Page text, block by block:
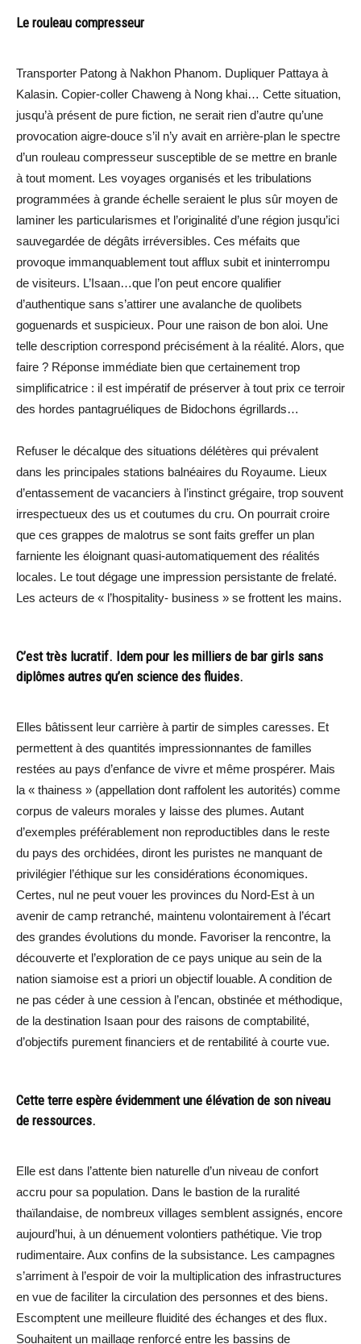
Le rouleau compresseur
Transporter Patong à Nakhon Phanom. Dupliquer Pattaya à
Kalasin. Copier-coller Chaweng à Nong khai… Cette situation,
jusqu’à présent de pure fiction, ne serait rien d’autre qu’une
provocation aigre-douce s’il n’y avait en arrière-plan le spectre
d’un rouleau compresseur susceptible de se mettre en branle
à tout moment. Les voyages organisés et les tribulations
programmées à grande échelle seraient le plus sûr moyen de
laminer les particularismes et l’originalité d’une région jusqu’ici
sauvegardée de dégâts irréversibles. Ces méfaits que
provoque immanquablement tout afflux subit et ininterrompu
de visiteurs. L’Isaan…que l’on peut encore qualifier
d’authentique sans s’attirer une avalanche de quolibets
goguenards et suspicieux. Pour une raison de bon aloi. Une
telle description correspond précisément à la réalité. Alors, que
faire ? Réponse immédiate bien que certainement trop
simplificatrice : il est impératif de préserver à tout prix ce terroir
des hordes pantagruéliques de Bidochons égrillards…
Refuser le décalque des situations délétères qui prévalent
dans les principales stations balnéaires du Royaume. Lieux
d’entassement de vacanciers à l’instinct grégaire, trop souvent
irrespectueux des us et coutumes du cru. On pourrait croire
que ces grappes de malotrus se sont faits greffer un plan
farniente les éloignant quasi-automatiquement des réalités
locales. Le tout dégage une impression persistante de frelaté.
Les acteurs de « l’hospitality- business » se frottent les mains.
C’est très lucratif. Idem pour les milliers de bar girls sans
diplômes autres qu’en science des fluides.
Elles bâtissent leur carrière à partir de simples caresses. Et
permettent à des quantités impressionnantes de familles
restées au pays d’enfance de vivre et même prospérer. Mais
la « thainess » (appellation dont raffolent les autorités) comme
corpus de valeurs morales y laisse des plumes. Autant
d’exemples préférablement non reproductibles dans le reste
du pays des orchidées, diront les puristes ne manquant de
privilégier l’éthique sur les considérations économiques.
Certes, nul ne peut vouer les provinces du Nord-Est à un
avenir de camp retranché, maintenu volontairement à l’écart
des grandes évolutions du monde. Favoriser la rencontre, la
découverte et l’exploration de ce pays unique au sein de la
nation siamoise est a priori un objectif louable. A condition de
ne pas céder à une cession à l’encan, obstinée et méthodique,
de la destination Isaan pour des raisons de comptabilité,
d’objectifs purement financiers et de rentabilité à courte vue.
Cette terre espère évidemment une élévation de son niveau
de ressources.
Elle est dans l’attente bien naturelle d’un niveau de confort
accru pour sa population. Dans le bastion de la ruralité
thaïlandaise, de nombreux villages semblent assignés, encore
aujourd’hui, à un dénuement volontiers pathétique. Vie trop
rudimentaire. Aux confins de la subsistance. Les campagnes
s’arriment à l’espoir de voir la multiplication des infrastructures
en vue de faciliter la circulation des personnes et des biens.
Escomptent une meilleure fluidité des échanges et des flux.
Souhaitent un maillage renforcé entre les bassins de